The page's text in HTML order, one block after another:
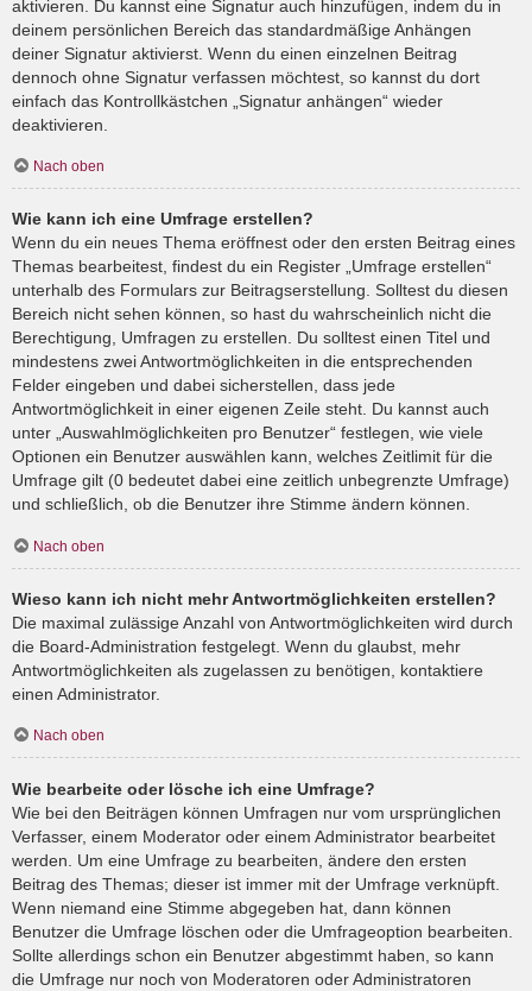
aktivieren. Du kannst eine Signatur auch hinzufügen, indem du in
deinem persönlichen Bereich das standardmäßige Anhängen
deiner Signatur aktivierst. Wenn du einen einzelnen Beitrag
dennoch ohne Signatur verfassen möchtest, so kannst du dort
einfach das Kontrollkästchen „Signatur anhängen“ wieder
deaktivieren.
Nach oben
Wie kann ich eine Umfrage erstellen?
Wenn du ein neues Thema eröffnest oder den ersten Beitrag eines
Themas bearbeitest, findest du ein Register „Umfrage erstellen“
unterhalb des Formulars zur Beitragserstellung. Solltest du diesen
Bereich nicht sehen können, so hast du wahrscheinlich nicht die
Berechtigung, Umfragen zu erstellen. Du solltest einen Titel und
mindestens zwei Antwortmöglichkeiten in die entsprechenden
Felder eingeben und dabei sicherstellen, dass jede
Antwortmöglichkeit in einer eigenen Zeile steht. Du kannst auch
unter „Auswahlmöglichkeiten pro Benutzer“ festlegen, wie viele
Optionen ein Benutzer auswählen kann, welches Zeitlimit für die
Umfrage gilt (0 bedeutet dabei eine zeitlich unbegrenzte Umfrage)
und schließlich, ob die Benutzer ihre Stimme ändern können.
Nach oben
Wieso kann ich nicht mehr Antwortmöglichkeiten erstellen?
Die maximal zulässige Anzahl von Antwortmöglichkeiten wird durch
die Board-Administration festgelegt. Wenn du glaubst, mehr
Antwortmöglichkeiten als zugelassen zu benötigen, kontaktiere
einen Administrator.
Nach oben
Wie bearbeite oder lösche ich eine Umfrage?
Wie bei den Beiträgen können Umfragen nur vom ursprünglichen
Verfasser, einem Moderator oder einem Administrator bearbeitet
werden. Um eine Umfrage zu bearbeiten, ändere den ersten
Beitrag des Themas; dieser ist immer mit der Umfrage verknüpft.
Wenn niemand eine Stimme abgegeben hat, dann können
Benutzer die Umfrage löschen oder die Umfrageoption bearbeiten.
Sollte allerdings schon ein Benutzer abgestimmt haben, so kann
die Umfrage nur noch von Moderatoren oder Administratoren